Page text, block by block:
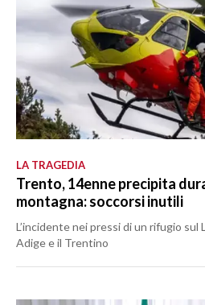
LA TRAGEDIA
Trento, 14enne precipita
montagna: soccorsi inutili
L’incidente nei pressi di un rifugio sul
Adige e il Trentino